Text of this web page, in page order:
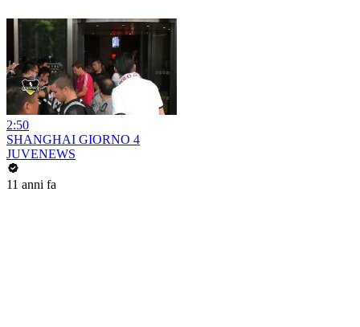
2:50
SHANGHAI GIORNO 4
JUVENEWS
11 anni fa